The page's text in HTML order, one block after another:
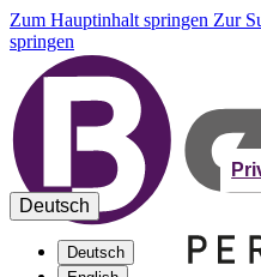
Zum Hauptinhalt springen Zur
springen
Deutsch
Deutsch